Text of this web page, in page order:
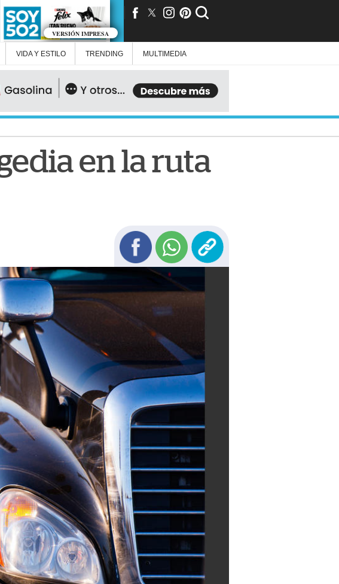
VERSIÓN IMPRESA
VIDA Y ESTILO TRENDING MULTIMEDIA
en la ruta